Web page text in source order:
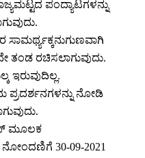
ಪಂದ್ಯಾಟಗಳನ್ನು
ರಚಿಸಲಾಗುವುದು.
ಇರುವುದಿಲ್ಲ.
ಪ್ರದರ್ಶನಗಳನ್ನು ನೋಡಿ
ಮೂಲಕ
ನೋಂದಣಿಗೆ 30-09-2021